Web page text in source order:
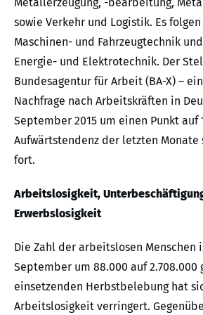
Metallerzeugung, -bearbeitung,
sowie Verkehr und Logistik. Es
Maschinen- und Fahrzeugtechnik
Energie- und Elektrotechnik. Der
Bundesagentur für Arbeit (BA-X) –
Nachfrage nach Arbeitskräften in
September 2015 um einen Punkt auf
Aufwärtstendenz der letzten
fort.
Arbeitslosigkeit,
Erwerbslosigkeit
Die Zahl der arbeitslosen Menschen
September um 88.000 auf 2.708.000
einsetzenden Herbstbelebung hat
Arbeitslosigkeit verringert.